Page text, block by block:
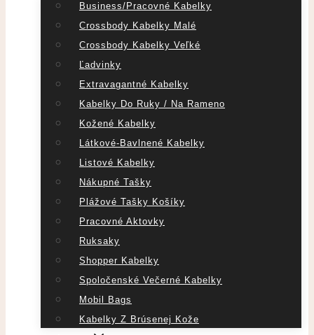
Business/pracovné Kabelky
Crossbody Kabelky Malé
Crossbody Kabelky Veľké
Ľadvinky
Extravagantné Kabelky
Kabelky Do Ruky / Na Rameno
Kožené Kabelky
Látkové-Bavlnené Kabelky
Listové Kabelky
Nákupné Tašky
Plážové Tašky Košíky
Pracovné Aktovky
Ruksaky
Shopper Kabelky
Spoločenské Večerné Kabelky
Mobil Bags
Kabelky Z Brúsenej Kože